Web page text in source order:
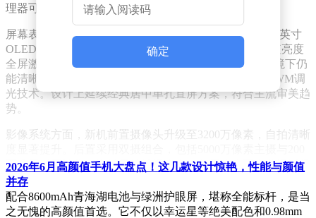
理器可流畅运行大型3D手游。
屏幕表现成为新机一大亮点。Turbo 6X Pro预计配备6.78英寸
OLED高刷屏，分辨率达1.5K，支持144Hz刷新率，峰值亮度
全屏激发1800nits，局部激发亮度高达3600nits，强光环境下仍
能清晰显示。为保护用户视力，屏幕采用3840Hz高频PWM调
光技术。设计上延续经典居中单孔直屏方案，符合主流审美趋
势。
影像系统方面，新机前置摄像头升级至3200万像素，自拍清晰
万像素景深镜头，满足日常拍摄需求。若用户需要专业级影像
体验，合并后的OPPO Find X9系列更值得关注，该系列搭载
哈苏影像系统，配备旗舰级传感器与独立影像芯片，AI算法
进一步优化成像效果。
确定
2026年6月高颜值手机大盘点！这几款设计惊艳，性能与颜值
并存
配合8600mAh青海湖电池与绿洲护眼屏，堪称全能标杆，是当
之无愧的高颜值首选。它不仅以幸运星等绝美配色和0.98mm